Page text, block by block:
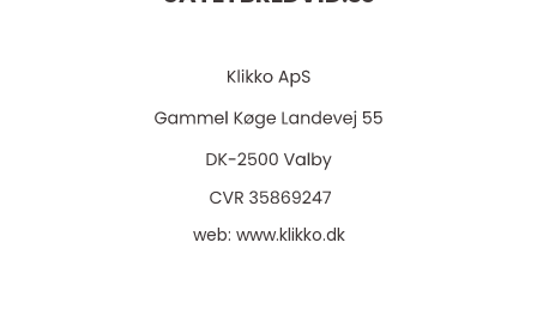
web: www.klikko.dk